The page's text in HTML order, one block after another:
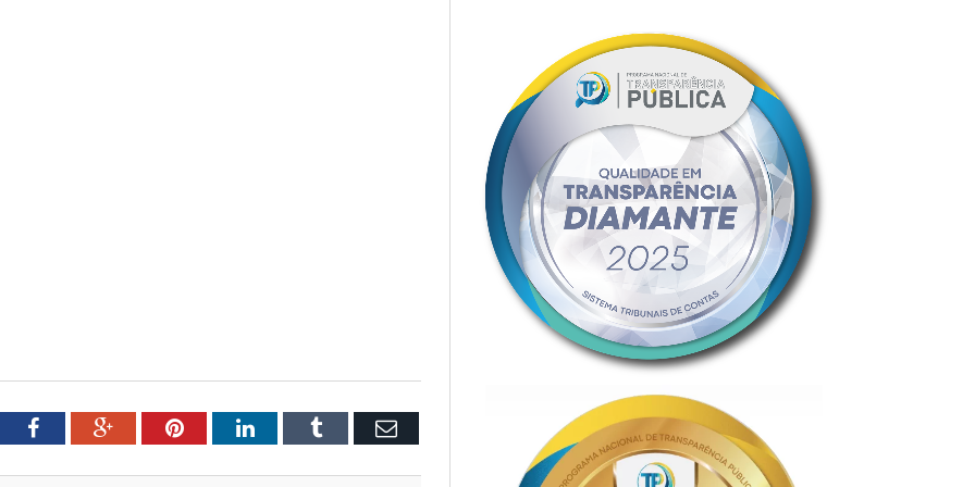
FacebookGoogle+PinterestLinkedInTumblr Email